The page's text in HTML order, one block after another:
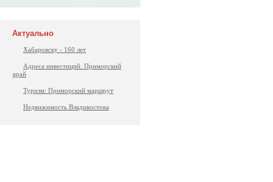
Актуально
Хабаровску - 160 лет
Адреса инвестиций. Приморский
край
Туризм: Приморский маршрут
Недвижимость Владивостока